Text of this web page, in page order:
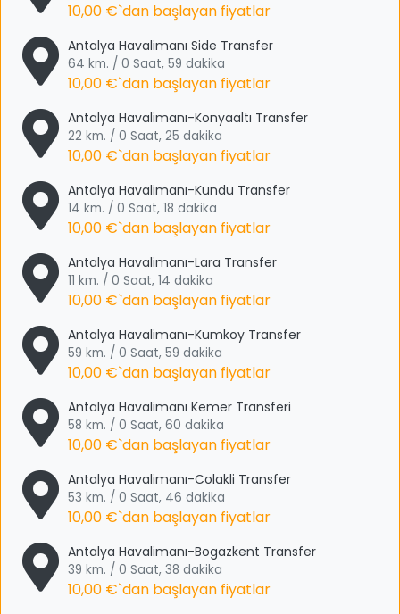
10,00 €`dan başlayan fiyatlar
Antalya Havalimanı Side Transfer
64 km. / 0 Saat, 59 dakika
10,00 €`dan başlayan fiyatlar
Antalya Havalimanı-Konyaaltı Transfer
22 km. / 0 Saat, 25 dakika
10,00 €`dan başlayan fiyatlar
Antalya Havalimanı-Kundu Transfer
14 km. / 0 Saat, 18 dakika
10,00 €`dan başlayan fiyatlar
Antalya Havalimanı-Lara Transfer
11 km. / 0 Saat, 14 dakika
10,00 €`dan başlayan fiyatlar
Antalya Havalimanı-Kumkoy Transfer
59 km. / 0 Saat, 59 dakika
10,00 €`dan başlayan fiyatlar
Antalya Havalimanı Kemer Transferi
58 km. / 0 Saat, 60 dakika
10,00 €`dan başlayan fiyatlar
Antalya Havalimanı-Colakli Transfer
53 km. / 0 Saat, 46 dakika
10,00 €`dan başlayan fiyatlar
Antalya Havalimanı-Bogazkent Transfer
39 km. / 0 Saat, 38 dakika
10,00 €`dan başlayan fiyatlar